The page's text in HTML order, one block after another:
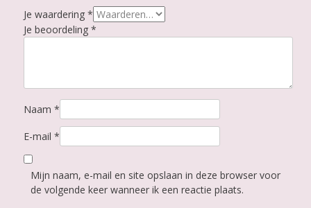
Je waardering *
Je beoordeling *
Naam *
E-mail *
Mijn naam, e-mail en site opslaan in deze browser voor
de volgende keer wanneer ik een reactie plaats.